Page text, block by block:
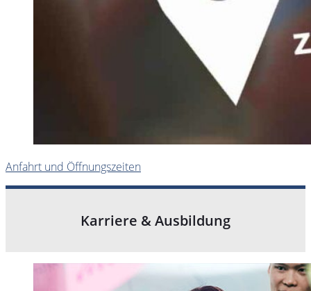
Anfahrt und Öffnungszeiten
Karriere & Ausbildung